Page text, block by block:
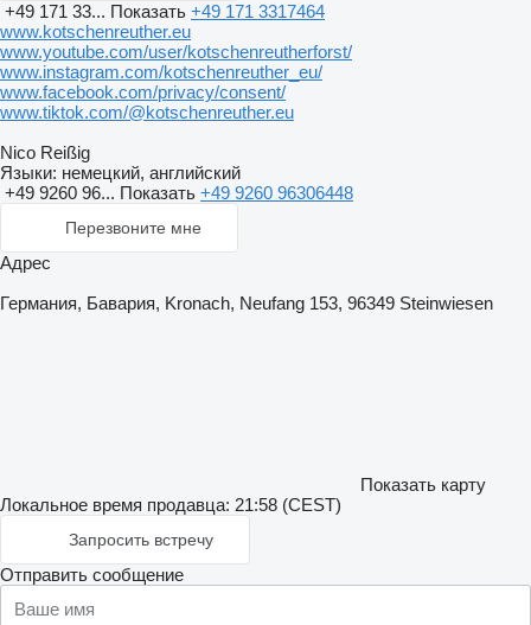
+49 171 33... Показать +49 171 3317464
www.kotschenreuther.eu
www.youtube.com/user/kotschenreutherforst/
www.instagram.com/kotschenreuther_eu/
www.facebook.com/privacy/consent/
www.tiktok.com/@kotschenreuther.eu
Nico Reißig
Языки: немецкий, английский
+49 9260 96... Показать +49 9260 96306448
Перезвоните мне
Адрес
Германия, Бавария, Kronach, Neufang 153, 96349 Steinwiesen
Показать карту
Локальное время продавца: 21:58 (CEST)
Запросить встречу
Отправить сообщение